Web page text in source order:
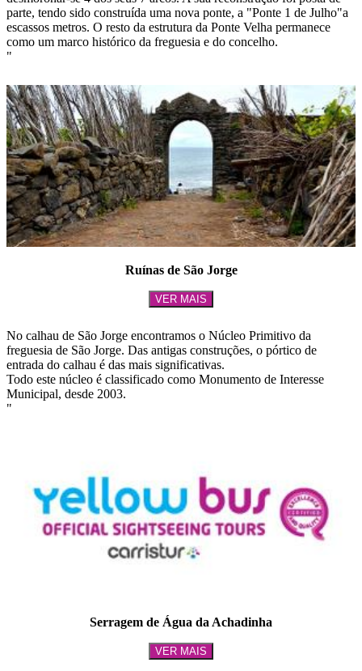
parte, tendo sido construída uma nova ponte, a "Ponte 1 de Julho"a
escassos metros. O resto da estrutura da Ponte Velha permanece
como um marco histórico da freguesia e do concelho.
"
Ruínas de São Jorge
VER MAIS
No calhau de São Jorge encontramos o Núcleo Primitivo da
freguesia de São Jorge. Das antigas construções, o pórtico de
entrada do calhau é das mais significativas.
Todo este núcleo é classificado como Monumento de Interesse
Municipal, desde 2003.
"
Serragem de Água da Achadinha
VER MAIS